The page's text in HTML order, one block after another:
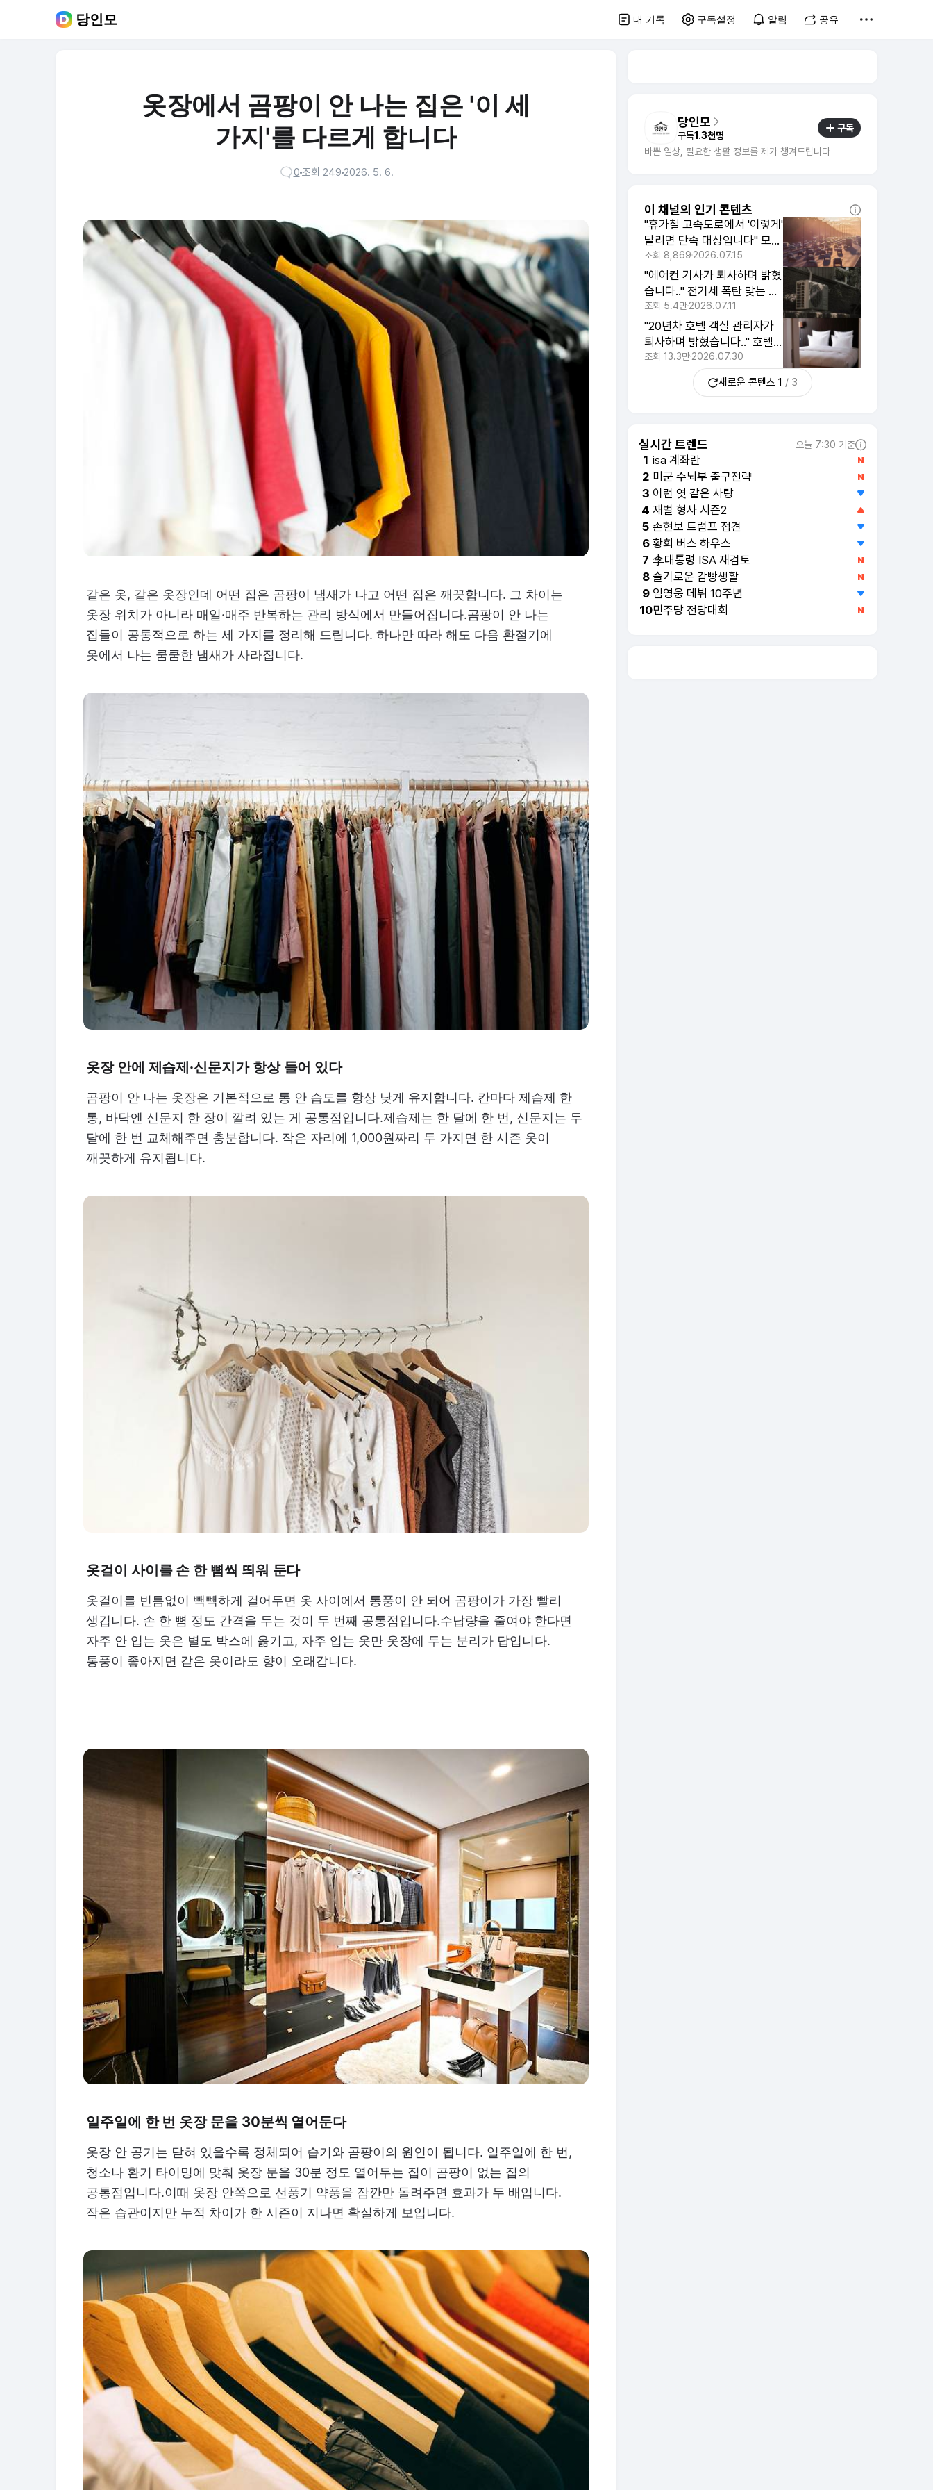
당인모 내 기록 구독설정 알림 공유
옷장에서 곰팡이 안 나는 집은 '이 세
가지'를 다르게 합니다
0조회 2492026. 5. 6.
같은 옷, 같은 옷장인데 어떤 집은 곰팡이 냄새가 나고 어떤 집은 깨끗합니다. 그 차이는
옷장 위치가 아니라 매일·매주 반복하는 관리 방식에서 만들어집니다.곰팡이 안 나는
집들이 공통적으로 하는 세 가지를 정리해 드립니다. 하나만 따라 해도 다음 환절기에
옷에서 나는 쿰쿰한 냄새가 사라집니다.
옷장 안에 제습제·신문지가 항상 들어 있다
곰팡이 안 나는 옷장은 기본적으로 통 안 습도를 항상 낮게 유지합니다. 칸마다 제습제 한
통, 바닥엔 신문지 한 장이 깔려 있는 게 공통점입니다.제습제는 한 달에 한 번, 신문지는 두
달에 한 번 교체해주면 충분합니다. 작은 자리에 1,000원짜리 두 가지면 한 시즌 옷이
깨끗하게 유지됩니다.
옷걸이 사이를 손 한 뼘씩 띄워 둔다
옷걸이를 빈틈없이 빽빽하게 걸어두면 옷 사이에서 통풍이 안 되어 곰팡이가 가장 빨리
생깁니다. 손 한 뼘 정도 간격을 두는 것이 두 번째 공통점입니다.수납량을 줄여야 한다면
자주 안 입는 옷은 별도 박스에 옮기고, 자주 입는 옷만 옷장에 두는 분리가 답입니다.
통풍이 좋아지면 같은 옷이라도 향이 오래갑니다.
일주일에 한 번 옷장 문을 30분씩 열어둔다
옷장 안 공기는 닫혀 있을수록 정체되어 습기와 곰팡이의 원인이 됩니다. 일주일에 한 번,
청소나 환기 타이밍에 맞춰 옷장 문을 30분 정도 열어두는 집이 곰팡이 없는 집의
공통점입니다.이때 옷장 안쪽으로 선풍기 약풍을 잠깐만 돌려주면 효과가 두 배입니다.
작은 습관이지만 누적 차이가 한 시즌이 지나면 확실하게 보입니다.
당인모
구독1.3천명
구독
바쁜 일상, 필요한 생활 정보를 제가 챙겨드립니다
이 채널의 인기 콘텐츠
"휴가철 고속도로에서 '이렇게'
달리면 단속 대상입니다" 모르
고 하는 행동 3가지
조회 8,869 2026.07.15
"에어컨 기사가 퇴사하며 밝혔
습니다.." 전기세 폭탄 맞는 습
관 3가지
조회 5.4만2026.07.11
"20년차 호텔 객실 관리자가
퇴사하며 밝혔습니다.." 호텔
방에서 냄새가 안 나는 이유
조회 13.3만2026.07.30
새로운 콘텐츠 1 / 3
실시간 트렌드 오늘 7:30 기준
1 isa 계좌란
2 미군 수뇌부 출구전략
3 이런 엿 같은 사랑
4 재벌 형사 시즌2
5 손현보 트럼프 접견
6 황희 버스 하우스
7 李대통령 ISA 재검토
8 슬기로운 감빵생활
9 임영웅 데뷔 10주년
10민주당 전당대회